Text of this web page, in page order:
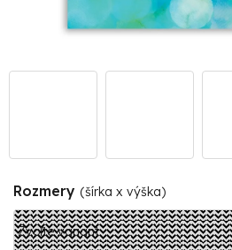
Rozmery (šírka x výška)